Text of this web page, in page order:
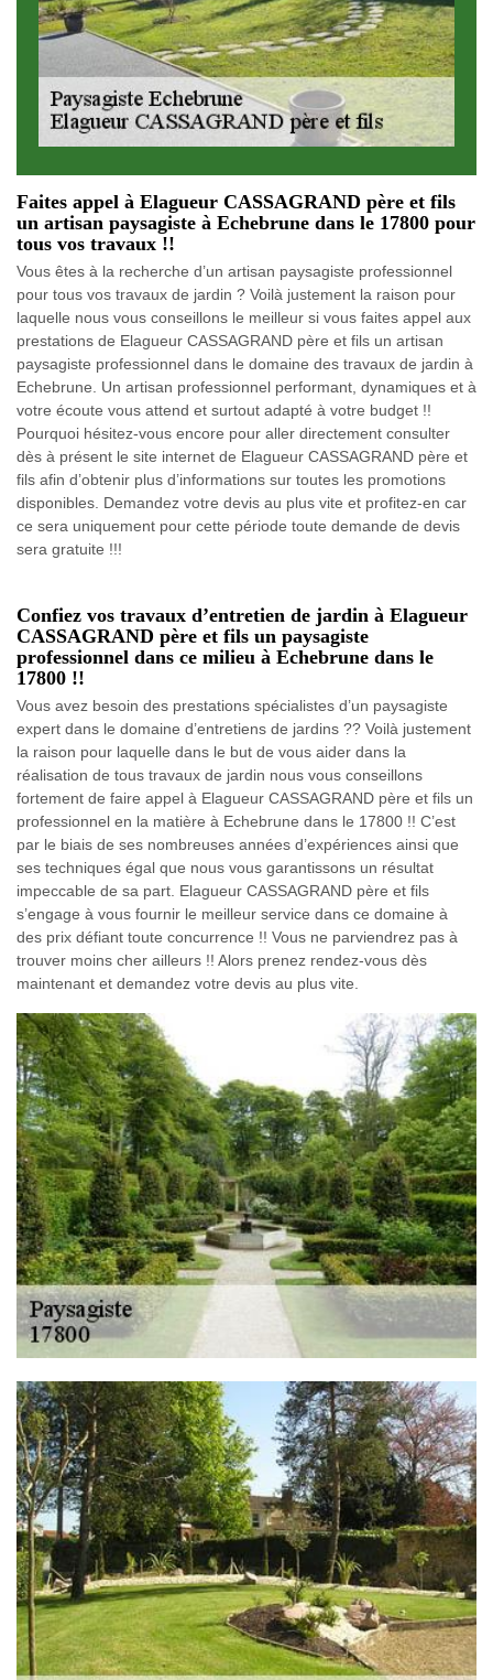
Faites appel à Elagueur CASSAGRAND père et fils
un artisan paysagiste à Echebrune dans le 17800 pour
tous vos travaux !!
Vous êtes à la recherche d’un artisan paysagiste professionnel
pour tous vos travaux de jardin ? Voilà justement la raison pour
laquelle nous vous conseillons le meilleur si vous faites appel aux
prestations de Elagueur CASSAGRAND père et fils un artisan
paysagiste professionnel dans le domaine des travaux de jardin à
Echebrune. Un artisan professionnel performant, dynamiques et à
votre écoute vous attend et surtout adapté à votre budget !!
Pourquoi hésitez-vous encore pour aller directement consulter
dès à présent le site internet de Elagueur CASSAGRAND père et
fils afin d’obtenir plus d’informations sur toutes les promotions
disponibles. Demandez votre devis au plus vite et profitez-en car
ce sera uniquement pour cette période toute demande de devis
sera gratuite !!!
Confiez vos travaux d’entretien de jardin à Elagueur
CASSAGRAND père et fils un paysagiste
professionnel dans ce milieu à Echebrune dans le
17800 !!
Vous avez besoin des prestations spécialistes d’un paysagiste
expert dans le domaine d’entretiens de jardins ?? Voilà justement
la raison pour laquelle dans le but de vous aider dans la
réalisation de tous travaux de jardin nous vous conseillons
fortement de faire appel à Elagueur CASSAGRAND père et fils un
professionnel en la matière à Echebrune dans le 17800 !! C’est
par le biais de ses nombreuses années d’expériences ainsi que
ses techniques égal que nous vous garantissons un résultat
impeccable de sa part. Elagueur CASSAGRAND père et fils
s’engage à vous fournir le meilleur service dans ce domaine à
des prix défiant toute concurrence !! Vous ne parviendrez pas à
trouver moins cher ailleurs !! Alors prenez rendez-vous dès
maintenant et demandez votre devis au plus vite.